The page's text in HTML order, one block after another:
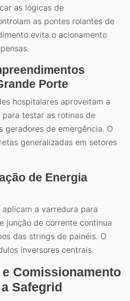
as lógicas de
as pontes rolantes de
evita o acionamento
Porte
hospitalares aproveitam a
testar as rotinas de
geradores de emergência. O
generalizadas em setores
de Energia
a varredura para
junção de corrente contínua
das strings de painéis. O
inversores centrais.
Comissionamento
Safegrid